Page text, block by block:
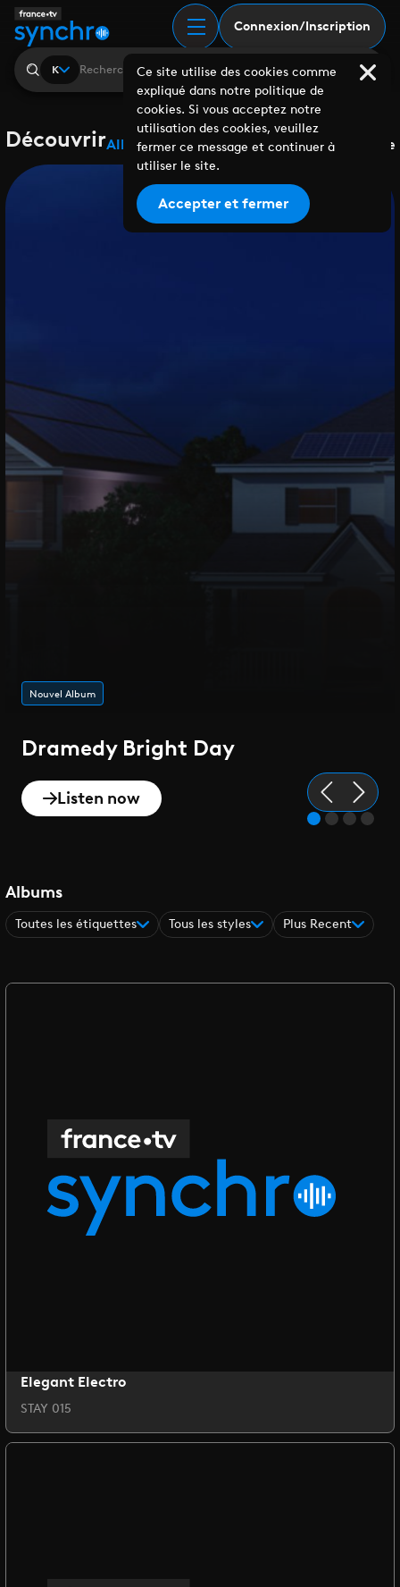
Connexion/Inscription
K
DécouvrirAlbumsPlaylistsCollaborationsLabels Genre
Playlist de l'été
Epique
Discover
Albums
Toutes les étiquettes Tous les styles Plus Recent
Elegant Electro
STAY 015
Ce site utilise des cookies comme
expliqué dans notre politique de
cookies. Si vous acceptez notre
utilisation des cookies, veuillez
fermer ce message et continuer à
utiliser le site.
Accepter et fermer